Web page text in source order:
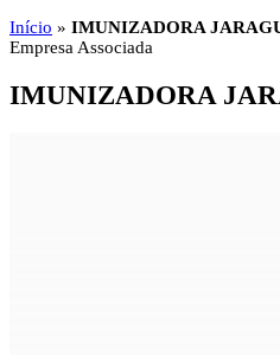
Início » IMUNIZADORA
Empresa Associada
IMUNIZADORA